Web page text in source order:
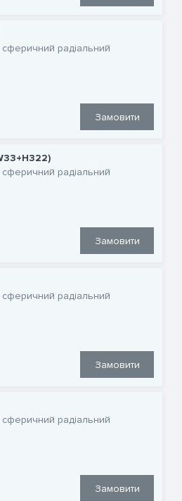
радіальний
Замовити
радіальний
Замовити
радіальний
Замовити
радіальний
Замовити